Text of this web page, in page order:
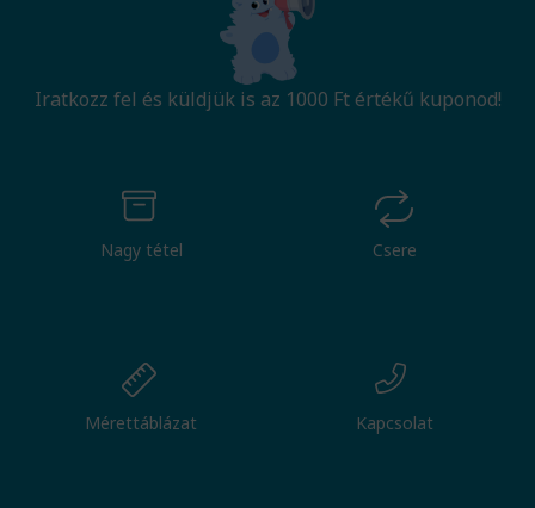
Iratkozz fel és küldjük is az 1000 Ft értékű kuponod!
Nagy tétel Csere
Mérettáblázat Kapcsolat